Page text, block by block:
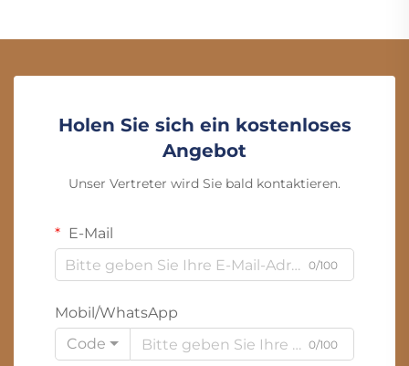
Holen Sie sich ein kostenloses
Angebot
Unser Vertreter wird Sie bald kontaktieren.
E-Mail
0/100
Mobil/WhatsApp
Code
0/100